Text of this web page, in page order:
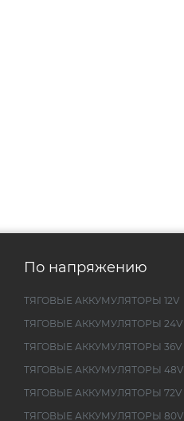
По напряжению
ТЯГОВЫЕ АККУМУЛЯТОРЫ 12V
ТЯГОВЫЕ АККУМУЛЯТОРЫ 24V
ТЯГОВЫЕ АККУМУЛЯТОРЫ 36V
ТЯГОВЫЕ АККУМУЛЯТОРЫ 48V
ТЯГОВЫЕ АККУМУЛЯТОРЫ 72V
ТЯГОВЫЕ АККУМУЛЯТОРЫ 80V